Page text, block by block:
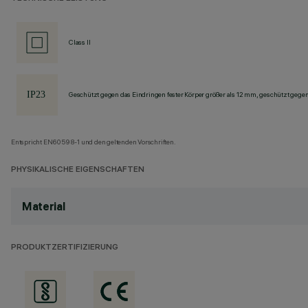
Class II
Geschützt gegen das Eindringen fester Körper größer als 12 mm, geschützt
Entspricht EN60598-1 und den geltenden Vorschriften.
PHYSIKALISCHE EIGENSCHAFTEN
Material
PRODUKTZERTIFIZIERUNG